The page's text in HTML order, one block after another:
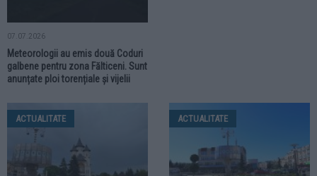
07.07.2026
Meteorologii au emis două Coduri
galbene pentru zona Fălticeni. Sunt
anunțate ploi torențiale și vijelii
ACTUALITATE ACTUALITATE